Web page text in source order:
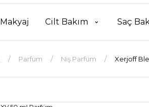
Makyaj Cilt Bakım Saç
Parfüm Niş Parfüm Xerjoff